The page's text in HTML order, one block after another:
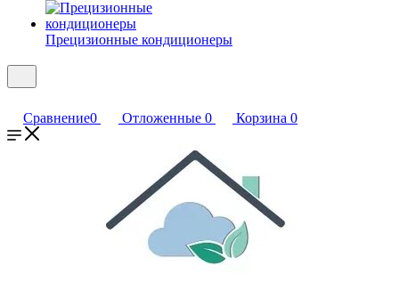
Прецизионные кондиционеры
Сравнение0 Отложенные 0 Корзина 0